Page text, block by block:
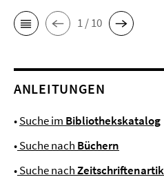
1 / 10
ANLEITUNGEN
•Suche im Bibliothekskatalog
•Suche nach Büchern
•Suche nach